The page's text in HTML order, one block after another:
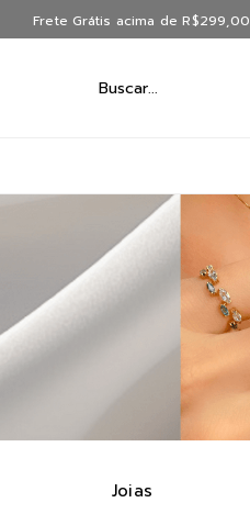
Frete Grátis acima de R$299,00
Joias